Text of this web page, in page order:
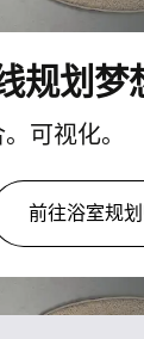
规划梦
可视化。
前往浴室规